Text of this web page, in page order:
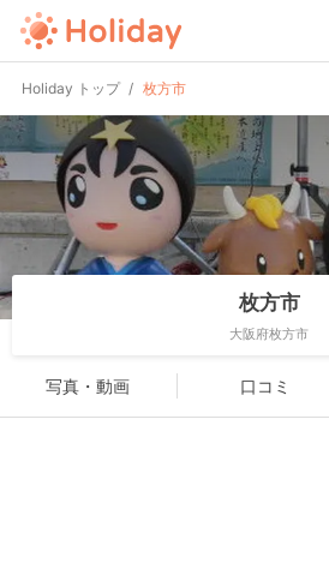
Holiday トップ 枚方市
枚方市
大阪府枚方市
写真・動画 口コミ